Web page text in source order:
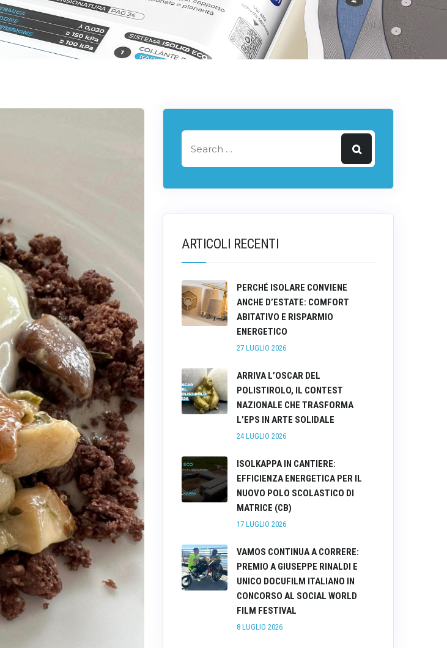
ARTICOLI RECENTI
PERCHÉ ISOLARE CONVIENE
ANCHE D’ESTATE: COMFORT
ABITATIVO E RISPARMIO
ENERGETICO
27 LUGLIO 2026
ARRIVA L’OSCAR DEL
POLISTIROLO, IL CONTEST
NAZIONALE CHE TRASFORMA
L’EPS IN ARTE SOLIDALE
24 LUGLIO 2026
ISOLKAPPA IN CANTIERE:
EFFICIENZA ENERGETICA PER IL
NUOVO POLO SCOLASTICO DI
MATRICE (CB)
17 LUGLIO 2026
VAMOS CONTINUA A CORRERE:
PREMIO A GIUSEPPE RINALDI E
UNICO DOCUFILM ITALIANO IN
CONCORSO AL SOCIAL WORLD
FILM FESTIVAL
8 LUGLIO 2026